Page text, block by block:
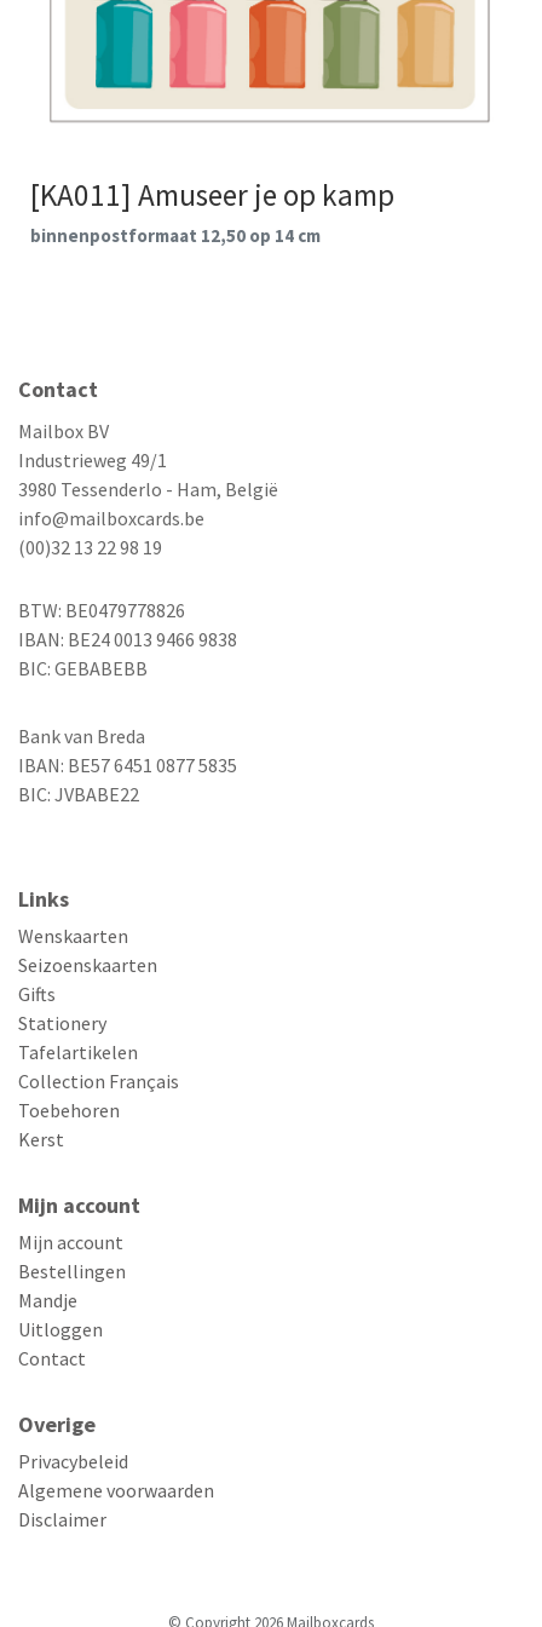
[KA011] Amuseer je op kamp
binnenpostformaat 12,50 op 14 cm
Contact
Mailbox BV
Industrieweg 49/1
3980 Tessenderlo - Ham, België
info@mailboxcards.be
(00)32 13 22 98 19
BTW: BE0479778826
IBAN: BE24 0013 9466 9838
BIC: GEBABEBB
Bank van Breda
IBAN: BE57 6451 0877 5835
BIC: JVBABE22
Links
Wenskaarten
Seizoenskaarten
Gifts
Stationery
Tafelartikelen
Collection Français
Toebehoren
Kerst
Mijn account
Mijn account
Bestellingen
Mandje
Uitloggen
Contact
Overige
Privacybeleid
Algemene voorwaarden
Disclaimer
© Copyright 2026 Mailboxcards